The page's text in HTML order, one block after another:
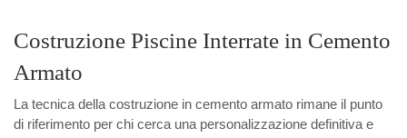
Costruzione Piscine Interrate in Cemento
Armato
La tecnica della costruzione in cemento armato rimane il punto
di riferimento per chi cerca una personalizzazione definitiva e